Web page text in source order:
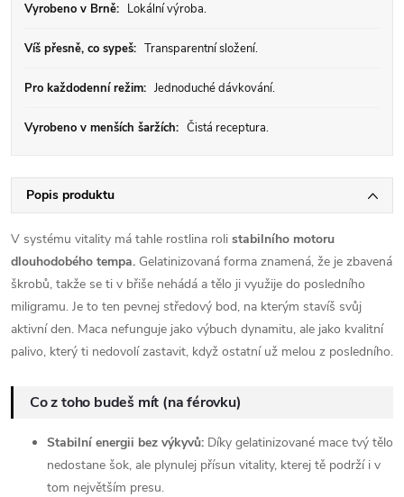
Vyrobeno v Brně: Lokální výroba.
Víš přesně, co sypeš: Transparentní složení.
Pro každodenní režim: Jednoduché dávkování.
Vyrobeno v menších šaržích: Čistá receptura.
Popis produktu
V systému vitality má tahle rostlina roli stabilního motoru
dlouhodobého tempa. Gelatinizovaná forma znamená, že je zbavená
škrobů, takže se ti v břiše nehádá a tělo ji využije do posledního
miligramu. Je to ten pevnej středový bod, na kterým stavíš svůj
aktivní den. Maca nefunguje jako výbuch dynamitu, ale jako kvalitní
palivo, který ti nedovolí zastavit, když ostatní už melou z posledního.
Co z toho budeš mít (na férovku)
Stabilní energii bez výkyvů: Díky gelatinizované mace tvý tělo
nedostane šok, ale plynulej přísun vitality, kterej tě podrží i v
tom největším presu.